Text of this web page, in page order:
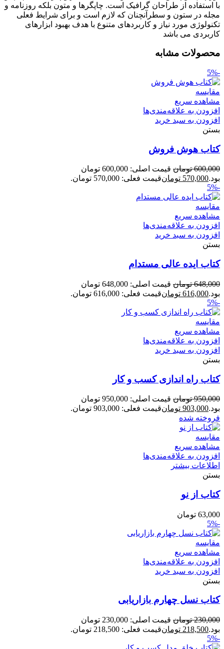
با استفاده از طراحان گرافیک است. چاپگرها و متون بلکه روزنامه و
مجله در ستون و سطرآنچنان که لازم است و برای شرایط فعلی
تکنولوژی مورد نیاز و کاربردهای متنوع با هدف بهبود ابزارهای
کاربردی می باشد
محصولات مشابه
-5%
مقایسه
مشاهده سریع
افزودن به علاقه‌مندی‌ها
افزودن به سبد خرید
بستن
کتاب هوش فروش
600,000 تومان
قیمت اصلی: 600,000 تومان
بود.570,000 تومانقیمت فعلی: 570,000 تومان.
-5%
مقایسه
مشاهده سریع
افزودن به علاقه‌مندی‌ها
افزودن به سبد خرید
بستن
کتاب ایده عالی مستدام
648,000 تومان
قیمت اصلی: 648,000 تومان
بود.616,000 تومانقیمت فعلی: 616,000 تومان.
-5%
مقایسه
مشاهده سریع
افزودن به علاقه‌مندی‌ها
افزودن به سبد خرید
بستن
کتاب راه‌ اندازی کسب‌ و‌ کار
950,000 تومان
قیمت اصلی: 950,000 تومان
بود.903,000 تومانقیمت فعلی: 903,000 تومان.
فروخته شده
مقایسه
مشاهده سریع
افزودن به علاقه‌مندی‌ها
اطلاعات بیشتر
بستن
کتاب از نو
63,000 تومان
-5%
مقایسه
مشاهده سریع
افزودن به علاقه‌مندی‌ها
افزودن به سبد خرید
بستن
کتاب نسل چهارم بازاریابی
230,000 تومان
قیمت اصلی: 230,000 تومان
بود.218,500 تومانقیمت فعلی: 218,500 تومان.
-5%